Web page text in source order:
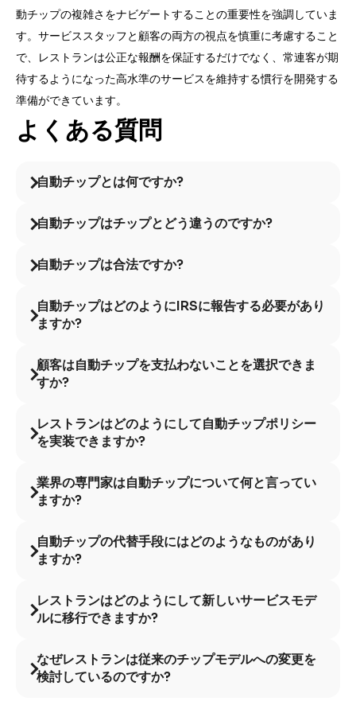
動チップの複雑さをナビゲートすることの重要性を強調していま
す。サービススタッフと顧客の両方の視点を慎重に考慮すること
で、レストランは公正な報酬を保証するだけでなく、常連客が期
待するようになった高水準のサービスを維持する慣行を開発する
準備ができています。
よくある質問
自動チップとは何ですか?
自動チップはチップとどう違うのですか?
自動チップは合法ですか?
自動チップはどのようにIRSに報告する必要があり
ますか?
顧客は自動チップを支払わないことを選択できま
すか?
レストランはどのようにして自動チップポリシー
を実装できますか?
業界の専門家は自動チップについて何と言ってい
ますか?
自動チップの代替手段にはどのようなものがあり
ますか?
レストランはどのようにして新しいサービスモデ
ルに移行できますか?
なぜレストランは従来のチップモデルへの変更を
検討しているのですか?